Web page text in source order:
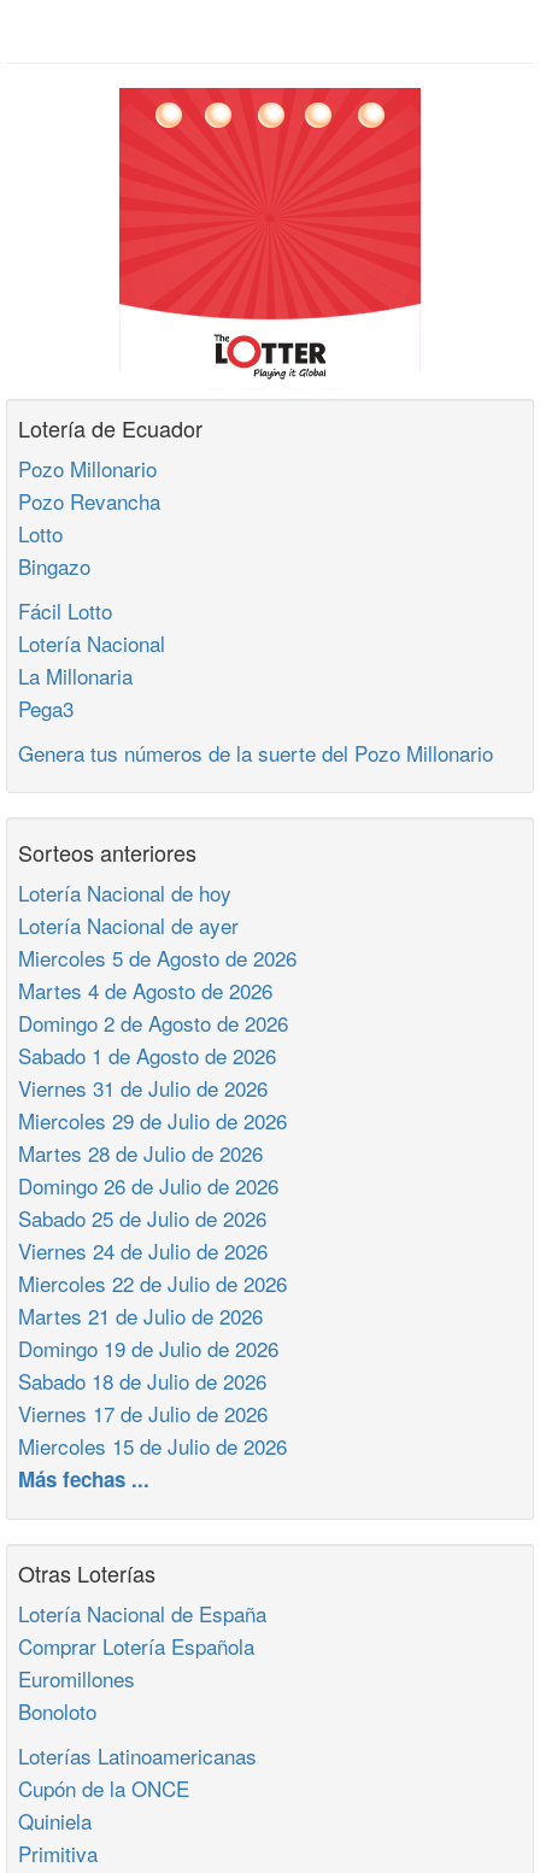
Lotería de Ecuador
Pozo Millonario
Pozo Revancha
Lotto
Bingazo
Fácil Lotto
Lotería Nacional
La Millonaria
Pega3
Genera tus números de la suerte del Pozo Millonario
Sorteos anteriores
Lotería Nacional de hoy
Lotería Nacional de ayer
Miercoles 5 de Agosto de 2026
Martes 4 de Agosto de 2026
Domingo 2 de Agosto de 2026
Sabado 1 de Agosto de 2026
Viernes 31 de Julio de 2026
Miercoles 29 de Julio de 2026
Martes 28 de Julio de 2026
Domingo 26 de Julio de 2026
Sabado 25 de Julio de 2026
Viernes 24 de Julio de 2026
Miercoles 22 de Julio de 2026
Martes 21 de Julio de 2026
Domingo 19 de Julio de 2026
Sabado 18 de Julio de 2026
Viernes 17 de Julio de 2026
Miercoles 15 de Julio de 2026
Más fechas ...
Otras Loterías
Lotería Nacional de España
Comprar Lotería Española
Euromillones
Bonoloto
Loterías Latinoamericanas
Cupón de la ONCE
Quiniela
Primitiva